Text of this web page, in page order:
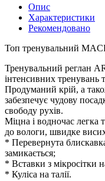
Опис
Характеристики
Рекомендовано
Топ тренувальний
Тренувальний реглан
інтенсивних тренувань
Продуманий крій, а
забезпечує чудову
свободу рухів.
Міцна і водночас легка
до вологи, швидке
* Перевернута
замикається;
* Вставки з мікросітки
* Куліса на талії.